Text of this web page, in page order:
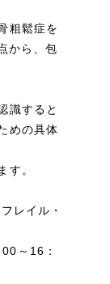
粗鬆症を
から、包
識すると
めの具体
す。
レイル・
～16：